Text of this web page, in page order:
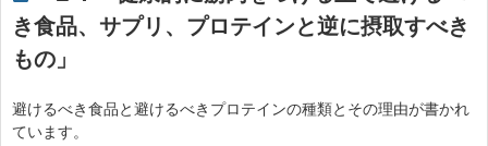
き食品、サプリ、プロテインと逆に摂取すべき
もの」
避けるべき食品と避けるべきプロテインの種類とその理由が書かれ
ています。